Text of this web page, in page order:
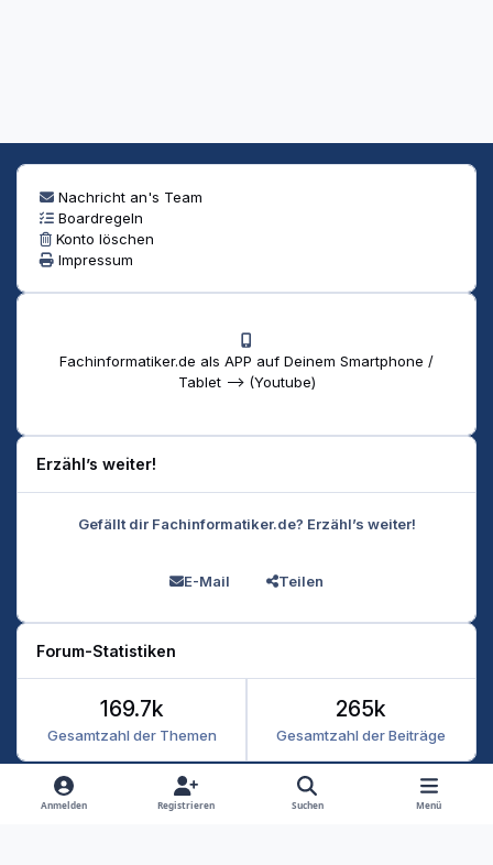
Nachricht an's Team
Boardregeln
Konto löschen
Impressum
Fachinformatiker.de als APP auf Deinem Smartphone /
Tablet --> (Youtube)
Erzähl’s weiter!
Gefällt dir Fachinformatiker.de? Erzähl’s weiter!
E-Mail Teilen
Forum-Statistiken
Gesamtzahl der Themen
169.7k
Gesamtzahl der Beiträge
265k
Heller Modus
Dunkler Modus
Systemeinstellung
Anmelden Registrieren Suchen Menü